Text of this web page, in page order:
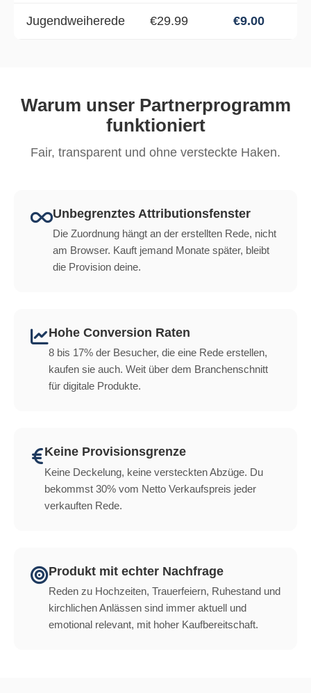
Jugendweiherede €29.99 €9.00
Warum unser Partnerprogramm
funktioniert
Fair, transparent und ohne versteckte Haken.
Unbegrenztes Attributionsfenster
Die Zuordnung hängt an der erstellten Rede, nicht
am Browser. Kauft jemand Monate später, bleibt
die Provision deine.
Hohe Conversion Raten
8 bis 17% der Besucher, die eine Rede erstellen,
kaufen sie auch. Weit über dem Branchenschnitt
für digitale Produkte.
Keine Provisionsgrenze
Keine Deckelung, keine versteckten Abzüge. Du
bekommst 30% vom Netto Verkaufspreis jeder
verkauften Rede.
Produkt mit echter Nachfrage
Reden zu Hochzeiten, Trauerfeiern, Ruhestand und
kirchlichen Anlässen sind immer aktuell und
emotional relevant, mit hoher Kaufbereitschaft.